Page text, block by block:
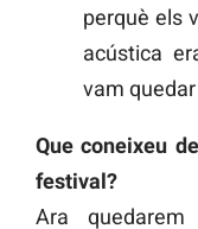
perquè els
acústica
vam
Que coneixeu
festival?
Ara